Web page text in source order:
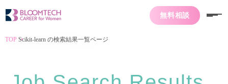
無料相談
TOP Scikit-learn の検索結果一覧ページ